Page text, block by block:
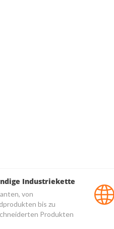
Industriekette
von
bis zu
Produkten